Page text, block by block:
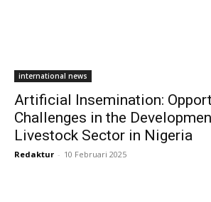
international news
Artificial Insemination:
Challenges in the
Livestock Sector in Nigeria
Redaktur - 10 Februari 2025